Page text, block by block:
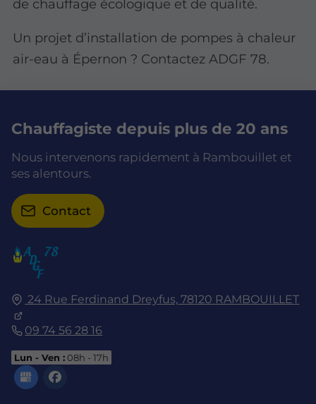
de chauffage écologique et de qualité.
Un projet d’installation de pompes à chaleur
air-eau à Épernon ? Contactez ADGF 78.
24 Rue Ferdinand Dreyfus, 78120 RAMBOUILLET
09 74 56 28 16
Lun - Ven :08h - 17h
Chauffagiste depuis plus de 20 ans
Nous intervenons rapidement à Rambouillet et
ses alentours.
Contact